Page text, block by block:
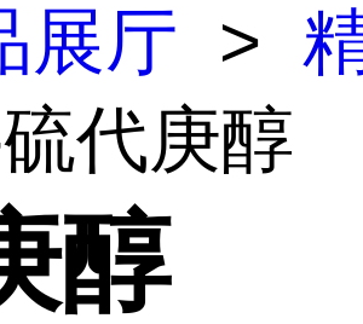
展厅 >
代庚醇
醇